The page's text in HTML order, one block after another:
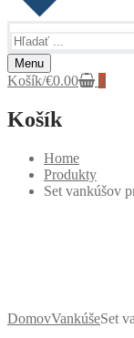
Menu
Košík/€0.00 0
Košík
Home
Produkty
Set vankúšov
DomovVankúšeSet